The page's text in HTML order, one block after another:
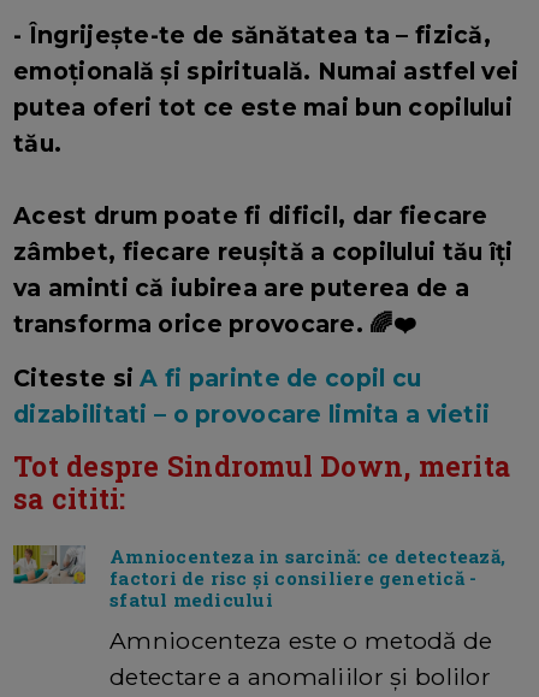
- Îngrijește-te de sănătatea ta – fizică,
emoțională și spirituală. Numai astfel vei
putea oferi tot ce este mai bun copilului
tău.
Acest drum poate fi dificil, dar fiecare
zâmbet, fiecare reușită a copilului tău îți
va aminti că iubirea are puterea de a
transforma orice provocare. 🌈❤️
Citeste siA fi parinte de copil cu
dizabilitati – o provocare limita a vietii
Tot despre Sindromul Down, merita
sa cititi:
Amniocenteza in sarcină: ce detectează,
factori de risc și consiliere genetică -
sfatul medicului
Amniocenteza este o metodă de
detectare a anomaliilor și bolilor